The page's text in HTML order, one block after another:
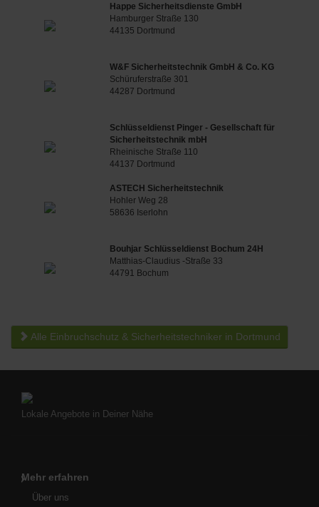
Happe Sicherheitsdienste GmbH
Hamburger Straße 130
44135 Dortmund
W&F Sicherheitstechnik GmbH & Co. KG
Schüruferstraße 301
44287 Dortmund
Schlüsseldienst Pinger - Gesellschaft für
Sicherheitstechnik mbH
Rheinische Straße 110
44137 Dortmund
ASTECH Sicherheitstechnik
Hohler Weg 28
58636 Iserlohn
Bouhjar Schlüsseldienst Bochum 24H
Matthias-Claudius -Straße 33
44791 Bochum
Alle Einbruchschutz & Sicherheitstechniker in Dortmund
Lokale Angebote in Deiner Nähe
Mehr erfahren
Über uns